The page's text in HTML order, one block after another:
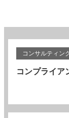
コンサルティン
コンプライア